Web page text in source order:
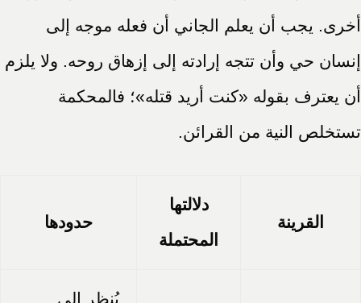
أخرى. يجب أن يعلم الجاني أن فعله موجه إلى
إنسان حي وأن تتجه إرادته إلى إزهاق روحه. ولا يلزم
أن يعترف بقوله «كنت أريد قتله»؛ فالمحكمة
تستخلص النية من القرائن.
القرينة
دلالتها
المحتملة
حدودها
يُنظر إلى